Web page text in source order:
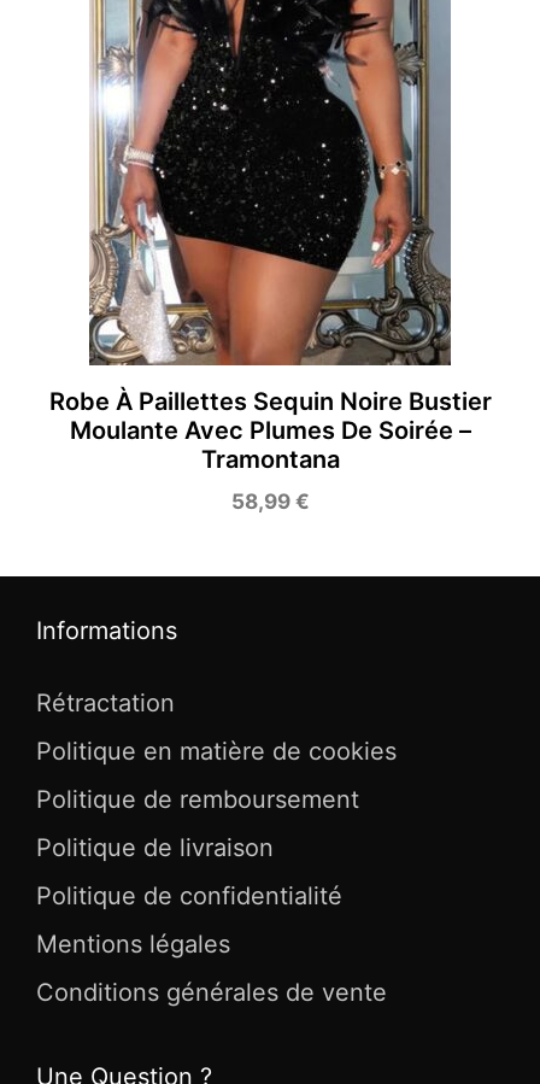
Robe À Paillettes Sequin Noire Bustier
Moulante Avec Plumes De Soirée –
Tramontana
58,99€
Informations
Rétractation
Politique en matière de cookies
Politique de remboursement
Politique de livraison
Politique de confidentialité
Mentions légales
Conditions générales de vente
Une Question ?